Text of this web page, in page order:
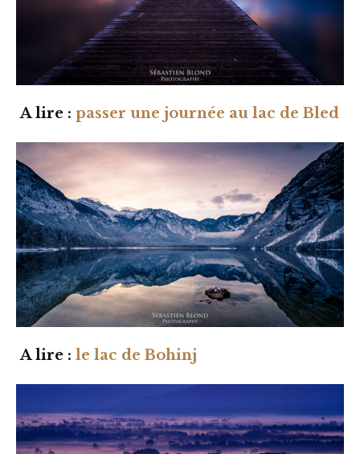
A lire : passer une journée au lac de Bled
A lire : le lac de Bohinj